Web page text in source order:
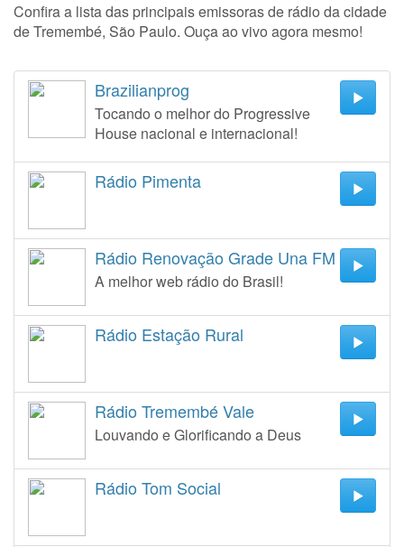
Confira a lista das principais emissoras de rádio da cidade
de Tremembé, São Paulo. Ouça ao vivo agora mesmo!
Brazilianprog
Tocando o melhor do Progressive
House nacional e internacional!
Rádio Pimenta
Rádio Renovação Grade Una FM
A melhor web rádio do Brasil!
Rádio Estação Rural
Rádio Tremembé Vale
Louvando e Glorificando a Deus
Rádio Tom Social